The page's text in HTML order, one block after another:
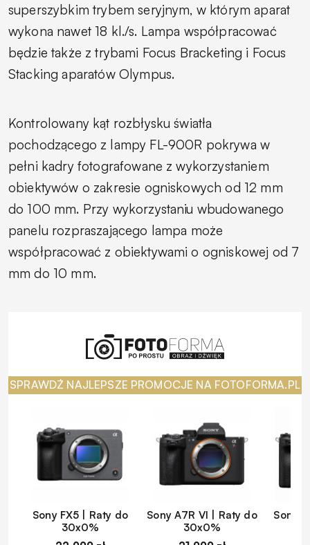
superszybkim trybem seryjnym, w którym aparat
wykona nawet 18 kl./s. Lampa współpracować
będzie także z trybami Focus Bracketing i Focus
Stacking aparatów Olympus.
Kontrolowany kąt rozbłysku światła
pochodzącego z lampy FL-900R pokrywa w
pełni kadry fotografowane z wykorzystaniem
obiektywów o zakresie ogniskowych od 12 mm
do 100 mm. Przy wykorzystaniu wbudowanego
panelu rozpraszającego lampa może
współpracować z obiektywami o ogniskowej od 7
mm do 10 mm.
SPRAWDŹ NAJLEPSZE PROMOCJE NA FOTOFORMA.PL
Sony FX5 | Raty do
30x0%
Sony A7R VI | Raty do
30x0%
Sony